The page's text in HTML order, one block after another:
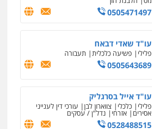
0505471497
עו"ד שאדי דבאח
פלילי פשיעה כלכלית תעבורה
0505643689
עו"ד אייל בסרגליק
פלילי כלכלי צווארון לבן עורכי דין לענייני
אסירים אזרחי נדל"ן / עסקים
0528488515